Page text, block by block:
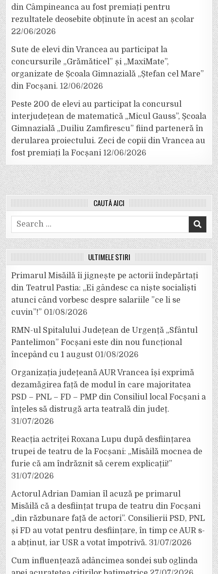
din Câmpineanca au fost premiați pentru
rezultatele deosebite obținute în acest an școlar
22/06/2026
Sute de elevi din Vrancea au participat la
concursurile „Grămăticel” și „MaxiMate”,
organizate de Școala Gimnazială „Ștefan cel Mare”
din Focșani. 12/06/2026
Peste 200 de elevi au participat la concursul
interjudețean de matematică „Micul Gauss”, Școala
Gimnazială „Duiliu Zamfirescu” fiind parteneră în
derularea proiectului. Zeci de copii din Vrancea au
fost premiați la Focșani 12/06/2026
CAUTĂ AICI
Search
for:
ULTIMELE ȘTIRI
Primarul Misăilă îi jignește pe actorii îndepărtați
din Teatrul Pastia: „Ei gândesc ca niște socialiști
atunci când vorbesc despre salariile ”ce li se
cuvin”!” 01/08/2026
RMN-ul Spitalului Județean de Urgență „Sfântul
Pantelimon” Focșani este din nou funcțional
începând cu 1 august 01/08/2026
Organizația județeană AUR Vrancea își exprimă
dezamăgirea față de modul în care majoritatea
PSD – PNL – FD – PMP din Consiliul local Focșani a
înțeles să distrugă arta teatrală din județ.
31/07/2026
Reacția actriței Roxana Lupu după desființarea
trupei de teatru de la Focșani: „Misăilă mocnea de
furie că am îndrăznit să cerem explicații!”
31/07/2026
Actorul Adrian Damian îl acuză pe primarul
Misăilă că a desființat trupa de teatru din Focșani
„din răzbunare față de actori”. Consilierii PSD, PNL
și FD au votat pentru desființare, în timp ce AUR s-
a abținut, iar USR a votat împotrivă. 31/07/2026
Cum influențează adâncimea sondei sub oglinda